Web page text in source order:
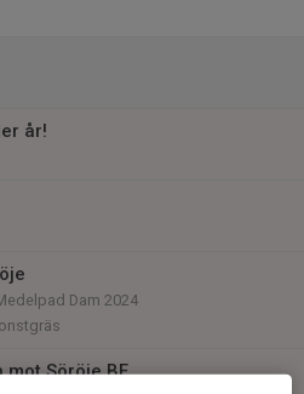
år!
Dam 2024
Söröje BF